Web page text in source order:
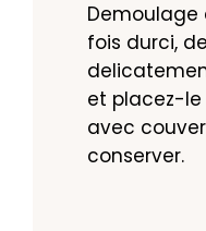
Demoulage
fois durci,
et placez-
avec
conserver.